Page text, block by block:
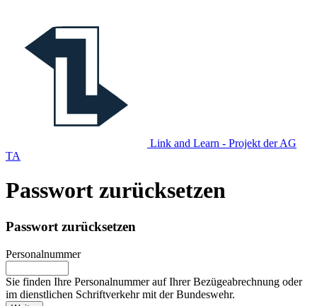
Link and Learn - Projekt der AG
TA
Passwort zurücksetzen
Passwort zurücksetzen
Personalnummer
Sie finden Ihre Personalnummer auf Ihrer Bezügeabrechnung oder
im dienstlichen Schriftverkehr mit der Bundeswehr.